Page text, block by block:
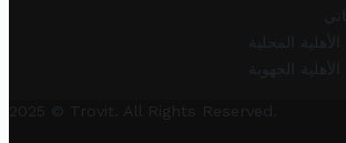
المحلية
الجهوية
2025 © Trovit. All Rights Reserved.